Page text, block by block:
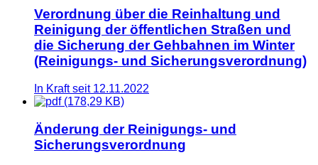
Verordnung über die Reinhaltung und
Reinigung der öffentlichen Straßen und
die Sicherung der Gehbahnen im Winter
(Reinigungs- und Sicherungsverordnung)
In Kraft seit 12.11.2022
(178,29 KB)
Änderung der Reinigungs- und
Sicherungsverordnung